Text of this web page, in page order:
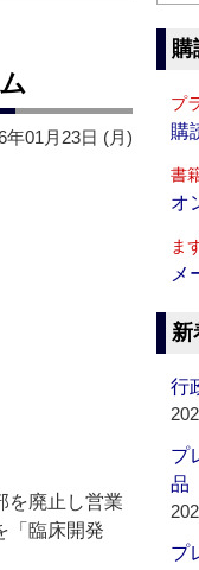
年01月23日 (月)
を廃止し営業
「臨床開発
購
プ
購
書
オ
ま
メ
新
行
プ
品
プ